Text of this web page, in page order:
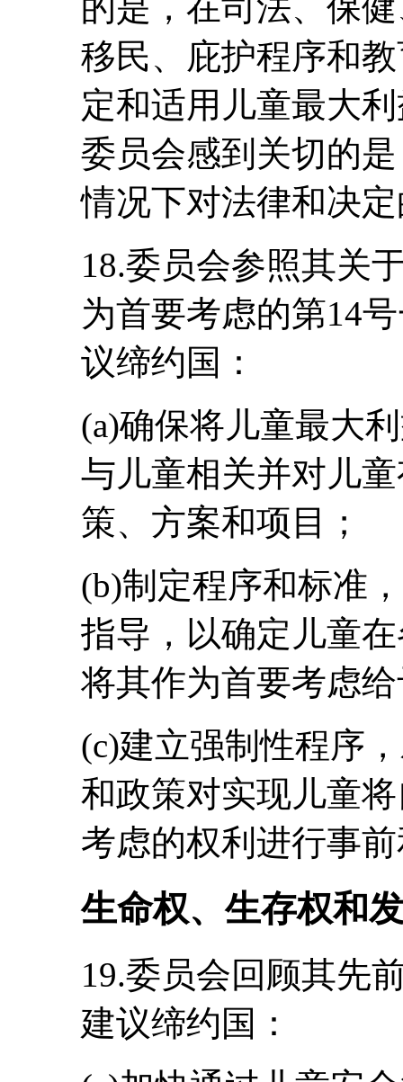
的是，在司法、保
移民、庇护程序和
定和适用儿童最大
委员会感到关切的
情况下对法律和决
18.委员会参照其关
为首要考虑的第14
议缔约国：
(a)确保将儿童最大
与儿童相关并对儿
策、方案和项目；
(b)制定程序和标准
指导，以确定儿童
将其作为首要考虑
(c)建立强制性程序
和政策对实现儿童
考虑的权利进行事
生命权、生存权和
19.委员会回顾其先
建议缔约国：